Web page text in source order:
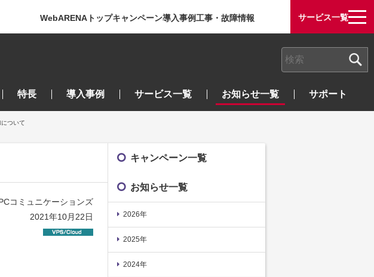
WebARENAトップキャンペーン導入事例工事・故障情報 サービス一覧
検索キーワード入力
特長 導入事例 サービス一覧 お知らせ一覧 サポート
ついて
コミュニケーションズ
2021年10月22日
キャンペーン一覧
お知らせ一覧
2026年
2025年
2024年